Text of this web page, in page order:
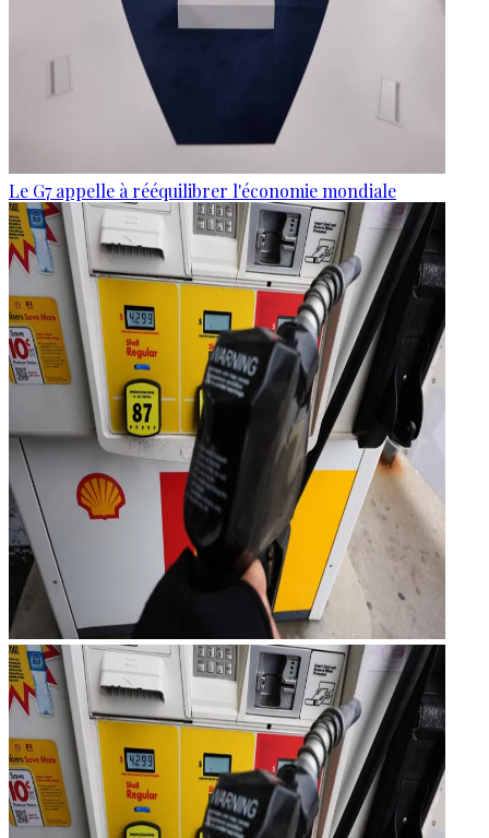
Le G7 appelle à rééquilibrer l'économie mondiale